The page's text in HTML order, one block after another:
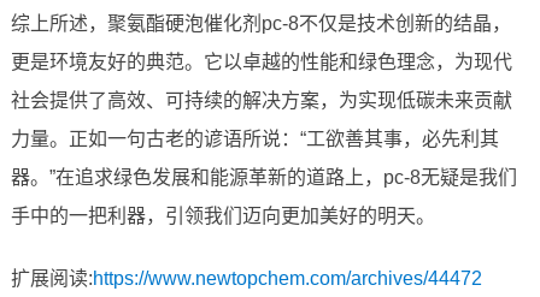
综上所述，聚氨酯硬泡催化剂pc-8不仅是技术创新的结晶，
更是环境友好的典范。它以卓越的性能和绿色理念，为现代
社会提供了高效、可持续的解决方案，为实现低碳未来贡献
力量。正如一句古老的谚语所说：“工欲善其事，必先利其
器。”在追求绿色发展和能源革新的道路上，pc-8无疑是我们
手中的一把利器，引领我们迈向更加美好的明天。
扩展阅读:https://www.newtopchem.com/archives/44472